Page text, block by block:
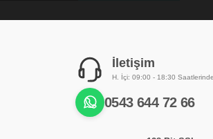
İletişim
H. İçi: 09:00 - 18:30 Saatlerinde
0543 644 72 66